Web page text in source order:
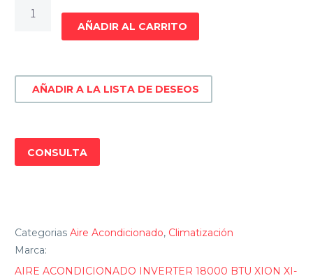
ACONDICIONADO
INVERTER
BTU
XION
XI-
2
cantidad
AÑADIR AL CARRITO
AÑADIR A LA LISTA DE DESEOS
CONSULTA
Categorias Aire Acondicionado, Climatización
Marca:
AIRE ACONDICIONADO INVERTER 18000 BTU XION XI-